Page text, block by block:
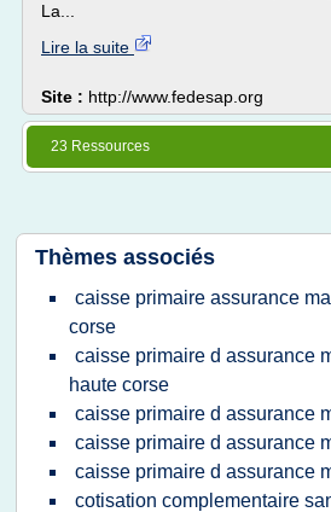
La...
Lire la suite
Site : http://www.fedesap.org
23 Ressources
Thèmes associés
caisse primaire assurance
corse
caisse primaire d assurance
haute corse
caisse primaire d assurance
caisse primaire d assurance
caisse primaire d assurance
cotisation complementaire